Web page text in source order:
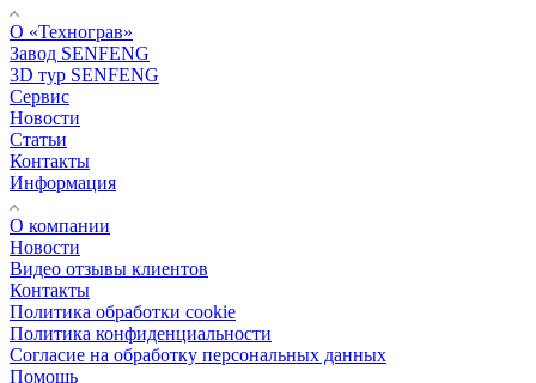
О «Технограв»
Завод SENFENG
3D тур SENFENG
Сервис
Новости
Статьи
Контакты
Информация
О компании
Новости
Видео отзывы клиентов
Контакты
Политика обработки cookie
Политика конфиденциальности
Согласие на обработку персональных данных
Помощь